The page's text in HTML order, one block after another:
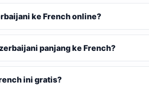
ke French online?
panjang ke French?
ini gratis?